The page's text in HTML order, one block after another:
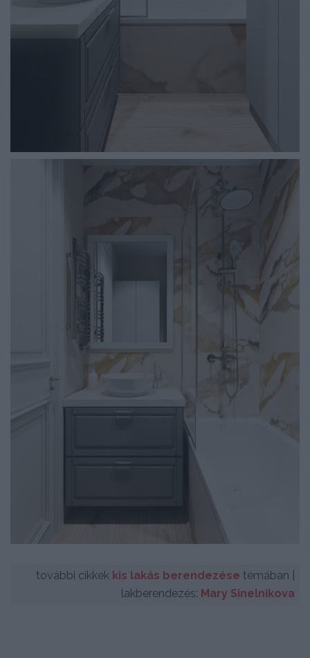
további cikkek kis lakás berendezése témában |
lakberendezés: Mary Sinelnikova